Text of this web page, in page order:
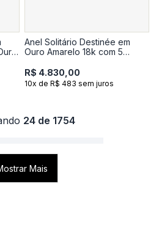
Anel Solitário Destinée em
Ouro Amarelo 18k com 5
R$ 4.830,00
10x de R$ 483 sem juros
24 de 1754
Mais